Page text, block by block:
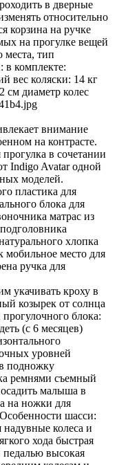
в дверные
относительно
корзина на ручке
на прогулке вещей
места, тип
в комплекте:
вес коляски: 14 кг
диаметр колес
внимание
на контрасте.
в сочетании
Indigo Avatar одной
моделей.
пластика для
блока для
матрас из
хлопка
мобильное место для
ручка для
укачивать кроху в
козырек от солнца
блока:
(с 6 месяцев)
уровней
подножку
ремнями съемный
малыша в
на ножки для
шасси:
колеса и
хода быстрая
педалью высокая